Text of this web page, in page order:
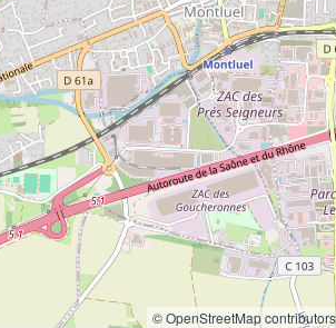
© OpenStreetMap contributors